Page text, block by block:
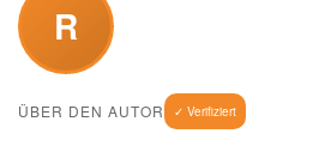
R
ÜBER DEN AUTOR ✓ Verifiziert